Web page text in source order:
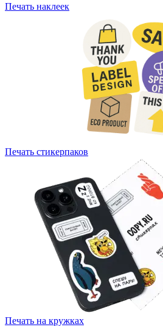
Печать наклеек
Печать стикерпаков
Печать на кружках